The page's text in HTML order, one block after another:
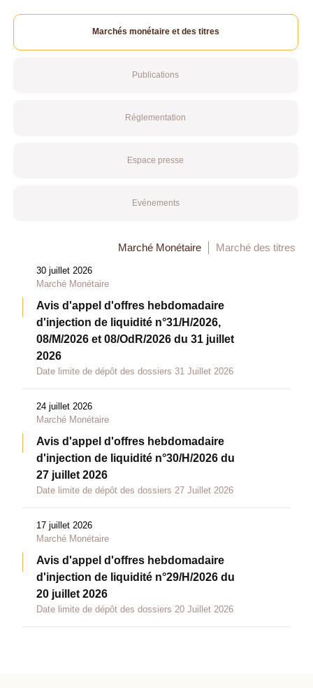
Marchés monétaire et des titres
Publications
Réglementation
Espace presse
Evénements
Marché Monétaire Marché des titres
30 juillet 2026
Marché Monétaire
Avis d'appel d'offres hebdomadaire
d'injection de liquidité n°31/H/2026,
08/M/2026 et 08/OdR/2026 du 31 juillet
2026
Date limite de dépôt des dossiers 31 Juillet 2026
24 juillet 2026
Marché Monétaire
Avis d'appel d'offres hebdomadaire
d'injection de liquidité n°30/H/2026 du
27 juillet 2026
Date limite de dépôt des dossiers 27 Juillet 2026
17 juillet 2026
Marché Monétaire
Avis d'appel d'offres hebdomadaire
d'injection de liquidité n°29/H/2026 du
20 juillet 2026
Date limite de dépôt des dossiers 20 Juillet 2026